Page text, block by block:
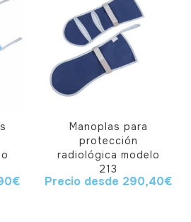
€
Manoplas para
protección
radiológica modelo
213
Precio desde 290,40€